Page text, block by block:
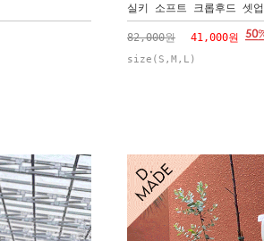
실키 소프트 크롭후드 셋업
82,000원 41,000원
size(S,M,L)